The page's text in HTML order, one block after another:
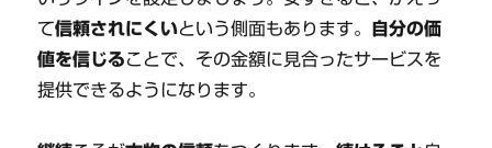
て信頼されにくいという側面もあります。 自分の価
値を信じることで、その金額に見合ったサービスを
提供できるようになります。